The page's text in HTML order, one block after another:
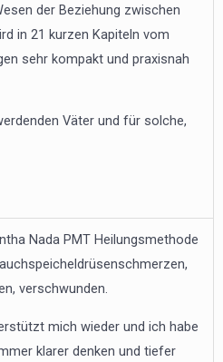
der Beziehung zwischen
in 21 kurzen Kapiteln vom
sehr kompakt und praxisnah
Väter und für solche,
Nada PMT Heilungsmethode
verschwunden.
mich wieder und ich habe
klarer denken und tiefer